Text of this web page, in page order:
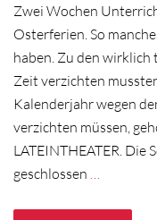
Zwei Wochen
Osterferien. So
haben. Zu den
Zeit verzichten
Kalenderjahr wegen
verzichten müssen,
LATEINTHEATER. Die
geschlossen